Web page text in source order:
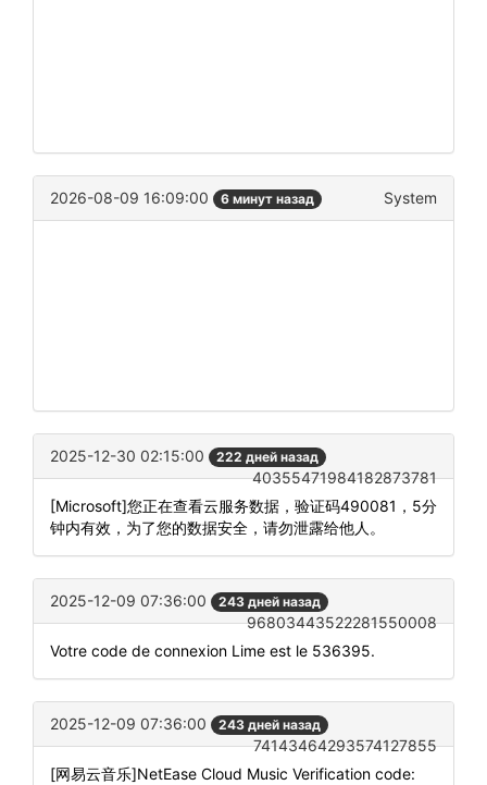
2026-08-09 16:09:00 6 минут назад System
2025-12-30 02:15:00 222 дней назад
40355471984182873781
[Microsoft]您正在查看云服务数据，验证码490081，5分
钟内有效，为了您的数据安全，请勿泄露给他人。
2025-12-09 07:36:00 243 дней назад
96803443522281550008
Votre code de connexion Lime est le 536395.
2025-12-09 07:36:00 243 дней назад
74143464293574127855
[网易云音乐]NetEase Cloud Music Verification code: